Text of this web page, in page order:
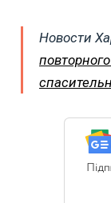
Новости